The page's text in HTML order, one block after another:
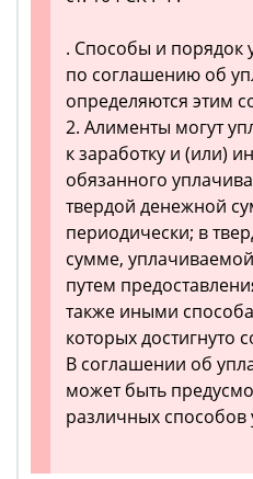
. Способы и порядок
по соглашению об
определяются этим
2. Алименты могут
к заработку и (или)
обязанного
твердой денежной
периодически; в
сумме,
путем
также иными
которых достигнуто
В соглашении об
может быть
различных способов